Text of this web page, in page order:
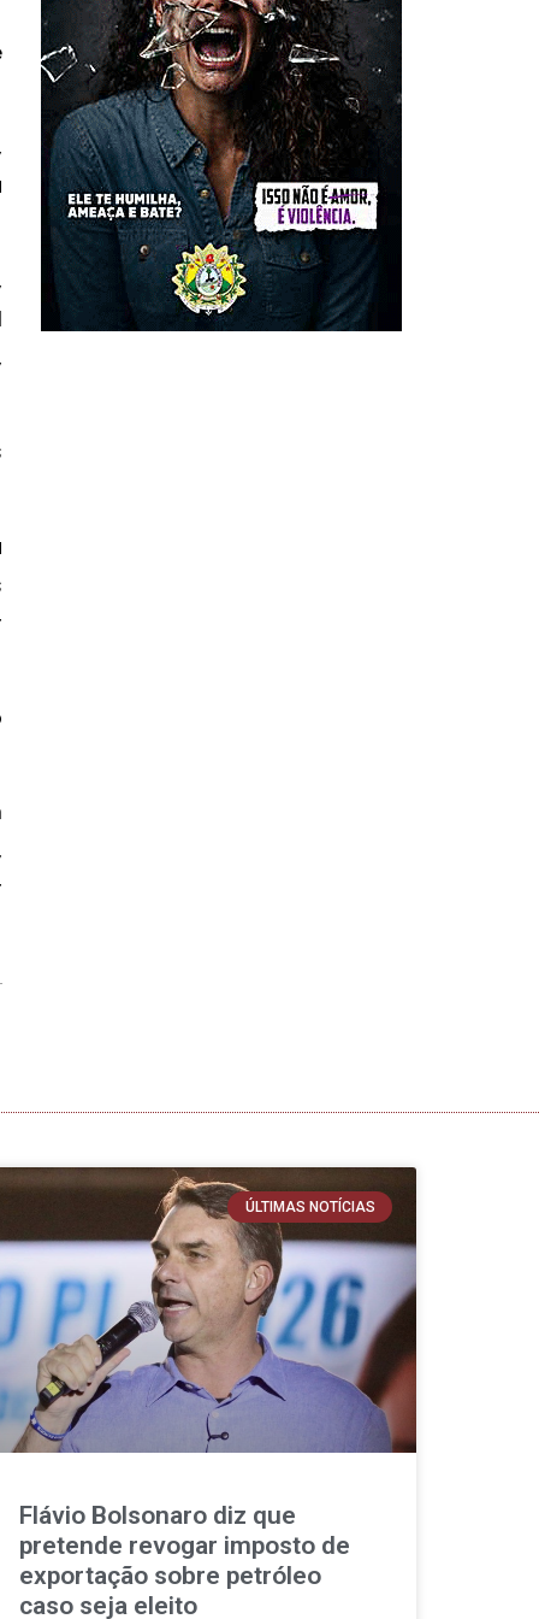
ÚLTIMAS NOTÍCIAS
Flávio Bolsonaro diz que
pretende revogar imposto de
exportação sobre petróleo
caso seja eleito